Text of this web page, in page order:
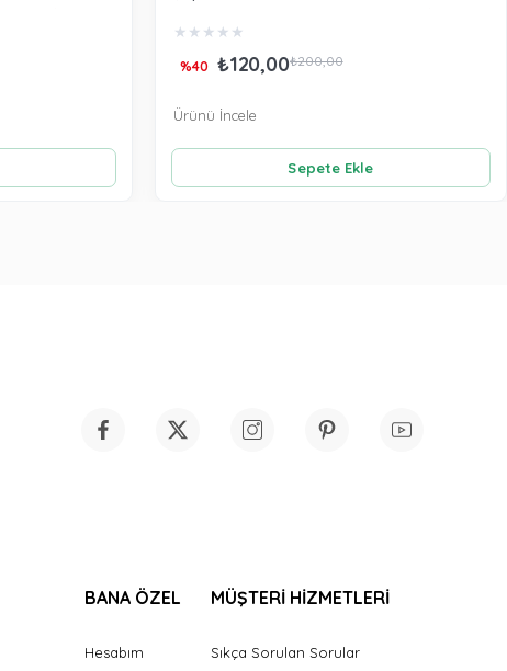
★ ★ ★ ★ ★
₺120,00₺200,00
%40
Sepete Ekle
Ürünü İncele
BANA ÖZEL
Hesabım
MÜŞTERİ HİZMETLERİ
Sıkça Sorulan Sorular